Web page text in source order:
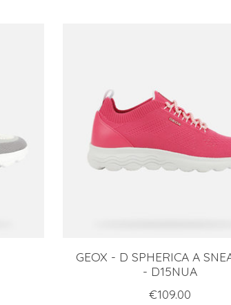
GEOX - D SPHERICA A
- D15NUA
€109.00